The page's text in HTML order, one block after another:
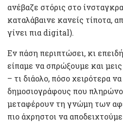
ανέβαζε στόρις στο
καταλάβαινε κανείς τίποτα,
γίνει πια digital).
Εν πάση περιπτώσει, κι
είπαμε να σπρώξουμε και
– τι διάολο, πόσο χειρότερα
δημοσιογράφους που
μεταφέρουν τη γνώμη των
πιο άχρηστοι να